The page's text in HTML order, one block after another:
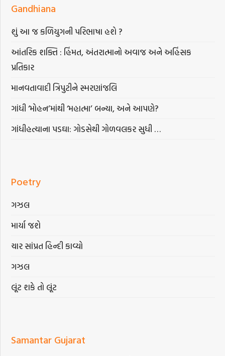
Gandhiana
શું આ જ કળિયુગની પરિભાષા હશે ?
આંતરિક શક્તિ : હિંમત, અંતરાત્માનો અવાજ અને અહિંસક
પ્રતિકાર
માનવતાવાદી ત્રિપુટીને સ્મરણાંજલિ
ગાંધી ‘મોહન’માંથી ‘મહાત્મા’ બન્યા, અને આપણે?
ગાંધીહત્યાના પડઘા: ગોડસેથી ગોળવલકર સુધી …
Poetry
ગઝલ
માર્યા જશે
ચાર સાંપ્રત હિન્દી કાવ્યો
ગઝલ
લૂંટ શકે તો લૂંટ
Samantar Gujarat